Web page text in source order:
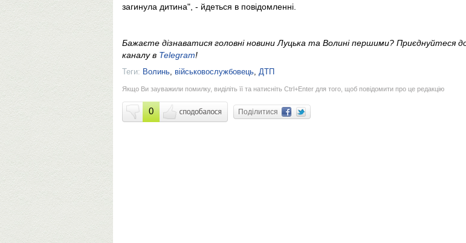
загинула дитина", - йдеться в повідомленні.
Бажаєте дізнаватися головні новини Луцька та Волині першими? Приєднуйтеся
каналу в Telegram!
Теги: Волинь, військовослужбовець, ДТП
Якщо Ви зауважили помилку, виділіть її та натисніть Ctrl+Enter для того, щоб повідомити про це редакцію
0 Поділитися